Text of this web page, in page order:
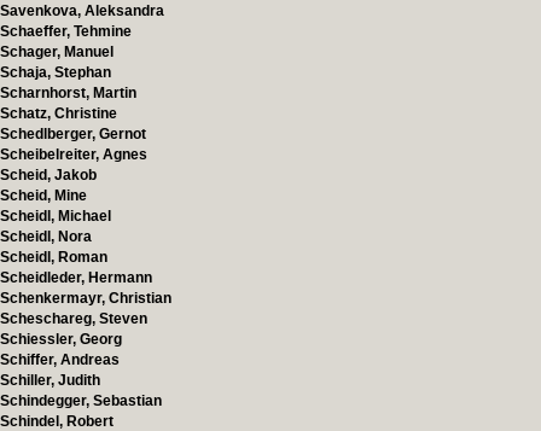
Savenkova, Aleksandra
Schaeffer, Tehmine
Schager, Manuel
Schaja, Stephan
Scharnhorst, Martin
Schatz, Christine
Schedlberger, Gernot
Scheibelreiter, Agnes
Scheid, Jakob
Scheid, Mine
Scheidl, Michael
Scheidl, Nora
Scheidl, Roman
Scheidleder, Hermann
Schenkermayr, Christian
Scheschareg, Steven
Schiessler, Georg
Schiffer, Andreas
Schiller, Judith
Schindegger, Sebastian
Schindel, Robert